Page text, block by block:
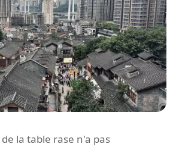
la table rase n'a pas